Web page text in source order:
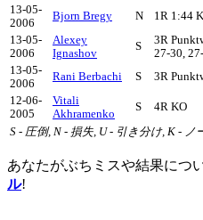
13-05-
2006
Bjorn Bregy N 1R 1:44
13-05-
2006
Alexey
Ignashov
S
3R
27-30,
13-05-
2006
Rani Berbachi S 3R
12-06-
2005
Vitali
Akhramenko
S 4R KO
S - 圧倒, N - 損失, U - 引き分け, K - ノ
あなたがぶちミスや結果につ
ル!